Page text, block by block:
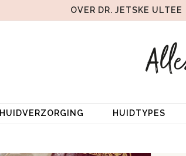
OVER DR. JETSKE ULTEE
HUIDVERZORGING HUIDTYPES